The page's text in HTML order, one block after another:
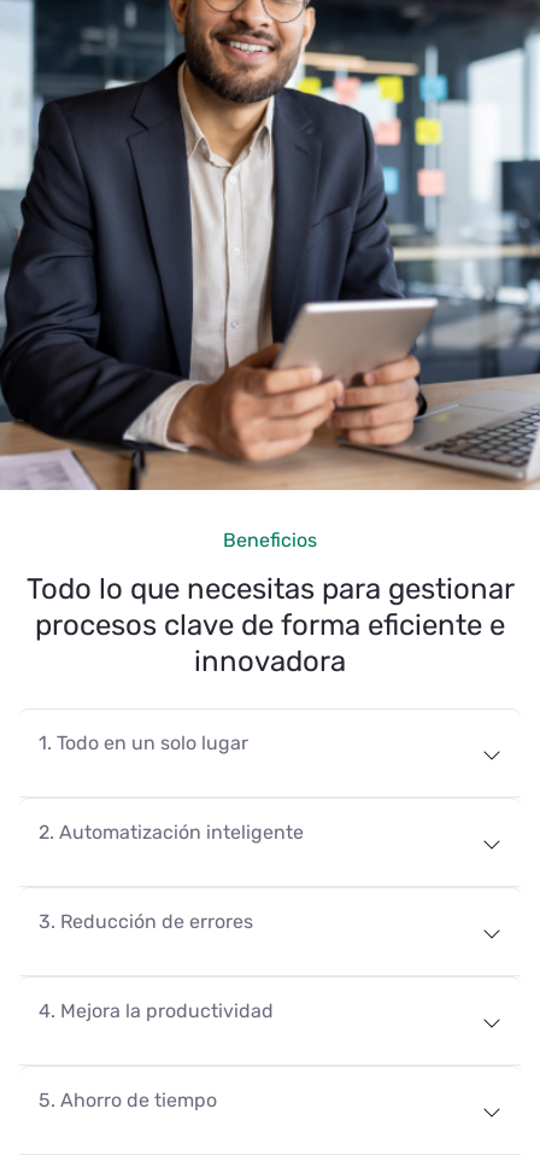
Beneficios
Todo lo que necesitas para gestionar
procesos clave de forma eficiente e
innovadora
1. Todo en un solo lugar
2. Automatización inteligente
3. Reducción de errores
4. Mejora la productividad
5. Ahorro de tiempo